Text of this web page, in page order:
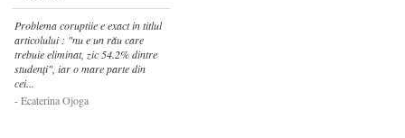
Problema coruptiie e exact in titlul
articolului : "nu e un rău care
trebuie eliminat, zic 54.2% dintre
studenți", iar o mare parte din
cei...
Ecaterina Ojoga